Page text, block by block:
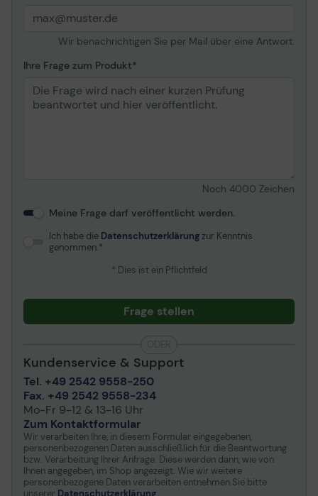
Wir benachrichtigen Sie per Mail über eine Antwort.
Ihre Frage zum Produkt
Noch 4000 Zeichen
Meine Frage darf veröffentlicht werden.
Ich habe die Datenschutzerklärungzur Kenntnis
genommen.
* Dies ist ein Pflichtfeld
Frage stellen
Kundenservice & Support
Tel. +49 2542 9558-250
Fax. +49 2542 9558-234
Mo-Fr 9-12 & 13-16 Uhr
Zum Kontaktformular
Wir verarbeiten Ihre, in diesem Formular eingegebenen,
personenbezogenen Daten ausschließlich für die Beantwortung
bzw. Verarbeitung Ihrer Anfrage. Diese werden dann, wie von
Ihnen angegeben, im Shop angezeigt. Wie wir weitere
personenbezogene Daten verarbeiten entnehmen Sie bitte
unserer Datenschutzerklärung.